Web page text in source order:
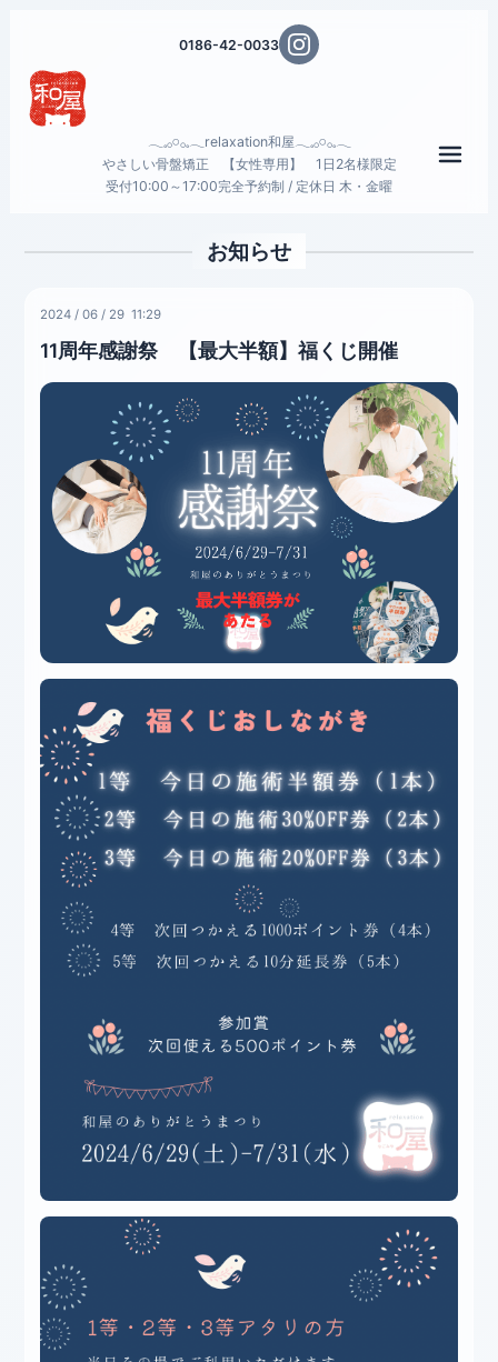
0186-42-0033
𓂃𓈒𓂂𓏸𓂂𓈒𓂃relaxation和屋𓂃𓈒𓂂𓏸𓂂𓈒𓂃
やさしい骨盤矯正 【女性専用】 1日2名様限定
受付10:00～17:00完全予約制 / 定休日 木・金曜
お知らせ
2024 /06 / 29 11:29
11周年感謝祭 【最大半額】福くじ開催